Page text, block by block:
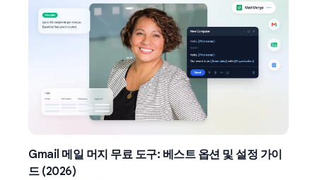
Gmail 메일 머지 무료 도구: 베스트 옵션 및 설정 가이
드 (2026)